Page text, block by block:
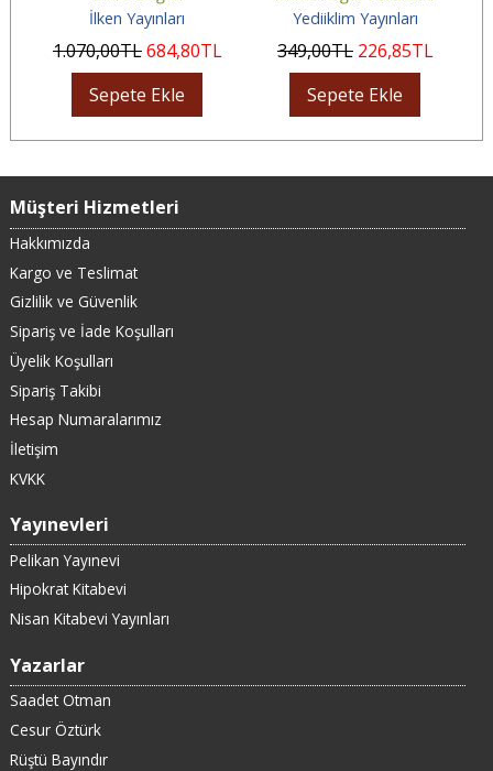
İlken Yayınları
1.070,00TL684,80TL
Sepete Ekle
Video...
Yediiklim Yayınları
349,00TL 226,85TL
Sepete Ekle
Müşteri Hizmetleri
Hakkımızda
Kargo ve Teslimat
Gizlilik ve Güvenlik
Sipariş ve İade Koşulları
Üyelik Koşulları
Sipariş Takibi
Hesap Numaralarımız
İletişim
KVKK
Yayınevleri
Pelikan Yayınevi
Hipokrat Kitabevi
Nisan Kitabevi Yayınları
Yazarlar
Saadet Otman
Cesur Öztürk
Rüştü Bayındır